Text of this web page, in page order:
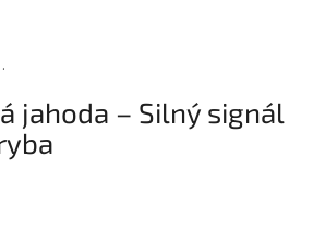
jahoda – Silný signál